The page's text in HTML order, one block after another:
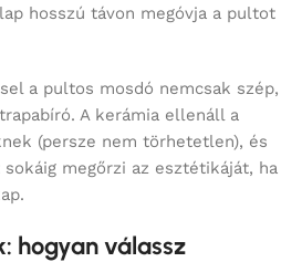
hosszú távon megóvja a pultot
a pultos mosdó nemcsak szép,
A kerámia ellenáll a
(persze nem törhetetlen), és
megőrzi az esztétikáját, ha
hogyan válassz